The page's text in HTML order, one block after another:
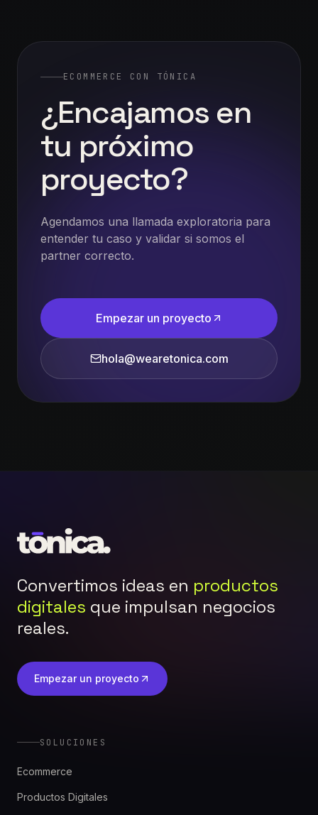
ECOMMERCE CON TÓNICA
¿Encajamos en
tu próximo
proyecto?
Agendamos una llamada exploratoria para
entender tu caso y validar si somos el
partner correcto.
Empezar un proyecto
hola@wearetonica.com
Convertimos ideas en productos
digitales que impulsan negocios
reales.
Empezar un proyecto
SOLUCIONES
Ecommerce
Productos Digitales